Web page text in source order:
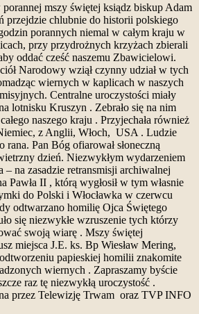
mszy świętej ksiądz biskup Adam
przejdzie chlubnie do historii polskiego
porannych niemal w całym kraju w
przy przydrożnych krzyżach zbierali
oddać cześć naszemu Zbawicielowi.
Narodowy wziął czynny udział w tych
wiernych w kaplicach w naszych
Centralne uroczystości miały
lotnisku Kruszyn . Zebrało się na nim
naszego kraju . Przyjechała również
z Anglii, Włoch, USA . Ludzie
rana. Pan Bóg ofiarował słoneczną
dzień. Niezwykłym wydarzeniem
– na zasadzie retransmisji archiwalnej
Pawła II , którą wygłosił w tym własnie
do Polski i Włocławka w czerwcu
odtwarzano homilię Ojca Świętego
się niezwykłe wzruszenie tych którzy
swoją wiarę . Mszy świętej
miejsca J.E. ks. Bp Wiesław Mering,
papieskiej homilii znakomite
wiernych . Zapraszamy byście
raz tę niezwykłą uroczystość .
przez Telewizję Trwam oraz TVP INFO